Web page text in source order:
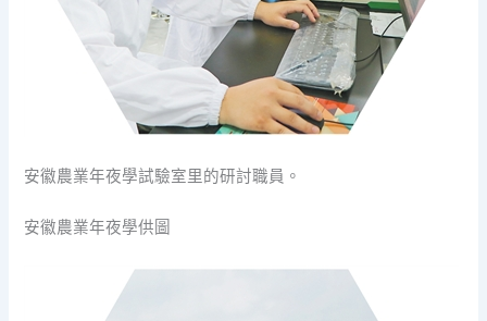
安徽農業年夜學試驗室里的研討職員。
安徽農業年夜學供圖